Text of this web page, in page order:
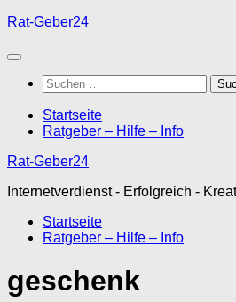
Unter
Inhalt
Rat-Geber24
Suchen
nach:
Startseite
Ratgeber – Hilfe – Info
Rat-Geber24
Internetverdienst - Erfolgreich -
Startseite
Ratgeber – Hilfe – Info
geschenk